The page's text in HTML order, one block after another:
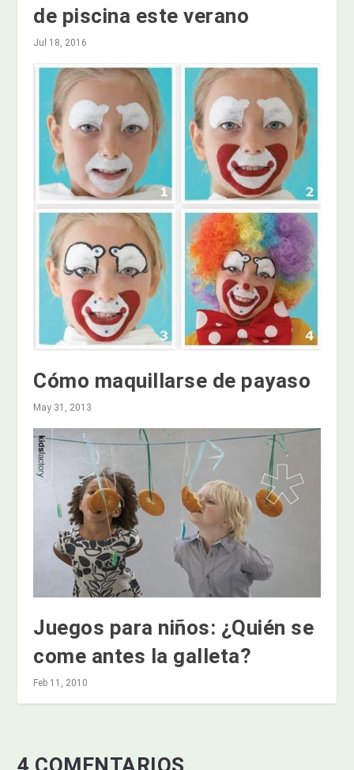
de piscina este verano
Jul 18, 2016
Cómo maquillarse de payaso
May 31, 2013
Juegos para niños: ¿Quién se
come antes la galleta?
Feb 11, 2010